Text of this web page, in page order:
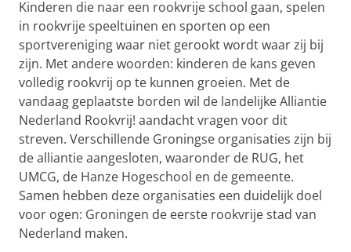
Kinderen die naar een rookvrije school gaan, spelen
in rookvrije speeltuinen en sporten op een
sportvereniging waar niet gerookt wordt waar zij bij
zijn. Met andere woorden: kinderen de kans geven
volledig rookvrij op te kunnen groeien. Met de
vandaag geplaatste borden wil de landelijke Alliantie
Nederland Rookvrij! aandacht vragen voor dit
streven. Verschillende Groningse organisaties zijn bij
de alliantie aangesloten, waaronder de RUG, het
UMCG, de Hanze Hogeschool en de gemeente.
Samen hebben deze organisaties een duidelijk doel
voor ogen: Groningen de eerste rookvrije stad van
Nederland maken.